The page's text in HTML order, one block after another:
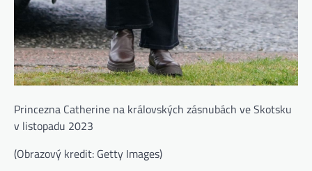
Princezna Catherine na královských zásnubách ve Skotsku
v listopadu 2023
(Obrazový kredit: Getty Images)